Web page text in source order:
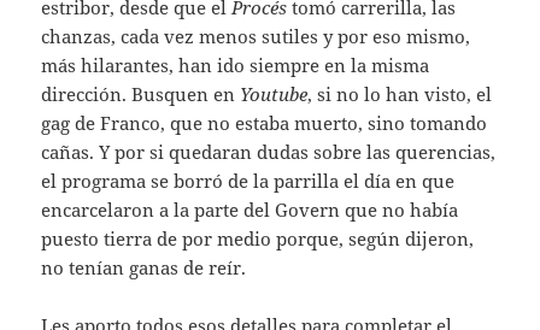
estribor, desde que elProcés tomó carrerilla, las
chanzas, cada vez menos sutiles y por eso mismo,
más hilarantes, han ido siempre en la misma
dirección. Busquen en Youtube, si no lo han visto, el
gag de Franco, que no estaba muerto, sino tomando
cañas. Y por si quedaran dudas sobre las querencias,
el programa se borró de la parrilla el día en que
encarcelaron a la parte del Govern que no había
puesto tierra de por medio porque, según dijeron,
no tenían ganas de reír.